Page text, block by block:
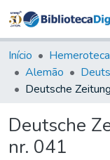
Início Hemeroteca
Alemão
Deutsche
nr. 041